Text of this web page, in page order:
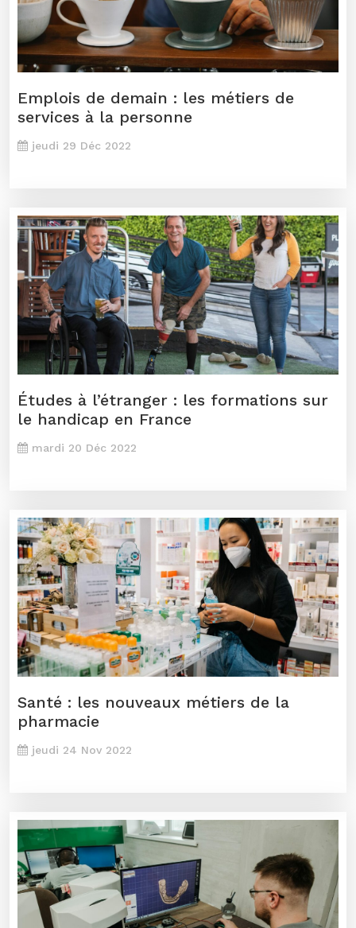
Emplois de demain : les métiers de
services à la personne
jeudi 29 Déc 2022
Études à l’étranger : les formations sur
le handicap en France
mardi 20 Déc 2022
Santé : les nouveaux métiers de la
pharmacie
jeudi 24 Nov 2022